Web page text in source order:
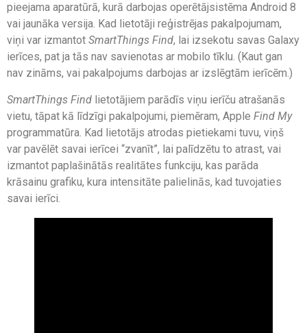
pieejama aparatūrā, kurā darbojas operētājsistēma Android 8
vai jaunāka versija. Kad lietotāji reģistrējas pakalpojumam,
viņi var izmantot SmartThings Find, lai izsekotu savas Galaxy
ierīces, pat ja tās nav savienotas ar mobilo tīklu. (Kaut gan
nav zināms, vai pakalpojums darbojas ar izslēgtām ierīcēm.)
SmartThings Find lietotājiem parādīs viņu ierīču atrašanās
vietu, tāpat kā līdzīgi pakalpojumi, piemēram, Apple Find My
programmatūra. Kad lietotājs atrodas pietiekami tuvu, viņš
var pavēlēt savai ierīcei “zvanīt”, lai palīdzētu to atrast, vai
izmantot paplašinātās realitātes funkciju, kas parāda
krāsainu grafiku, kura intensitāte palielinās, kad tuvojaties
savai ierīci.